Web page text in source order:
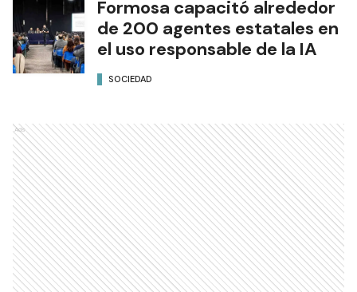
Formosa capacitó alrededor
de 200 agentes estatales en
el uso responsable de la IA
SOCIEDAD
Ads